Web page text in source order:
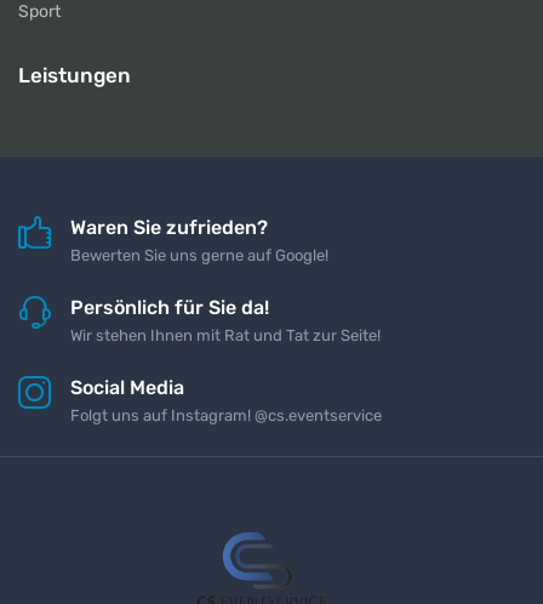
Sport
Leistungen
Waren Sie zufrieden?
Bewerten Sie uns gerne auf Google!
Persönlich für Sie da!
Wir stehen Ihnen mit Rat und Tat zur Seite!
Social Media
Folgt uns auf Instagram! @cs.eventservice